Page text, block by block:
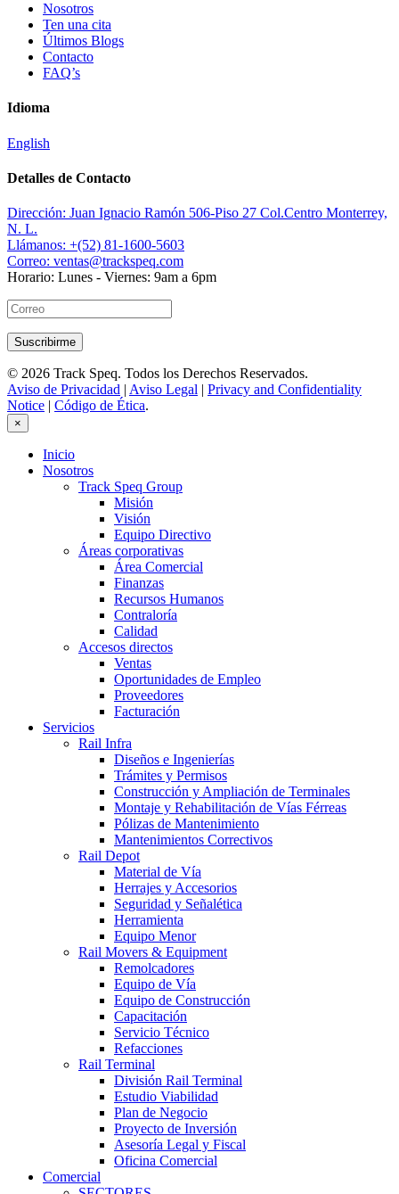
Nosotros
Ten una cita
Últimos Blogs
Contacto
FAQ’s
Idioma
English
Detalles de Contacto
Dirección: Juan Ignacio Ramón 506-Piso 27 Col.Centro Monterrey,
N. L.
Llámanos: +(52) 81-1600-5603
Correo: ventas@trackspeq.com
Horario: Lunes - Viernes: 9am a 6pm
© 2026 Track Speq. Todos los Derechos Reservados.
Aviso de Privacidad | Aviso Legal | Privacy and Confidentiality
Notice | Código de Ética.
×
Inicio
Nosotros
Track Speq Group
Misión
Visión
Equipo Directivo
Áreas corporativas
Área Comercial
Finanzas
Recursos Humanos
Contraloría
Calidad
Accesos directos
Ventas
Oportunidades de Empleo
Proveedores
Facturación
Servicios
Rail Infra
Diseños e Ingenierías
Trámites y Permisos
Construcción y Ampliación de Terminales
Montaje y Rehabilitación de Vías Férreas
Pólizas de Mantenimiento
Mantenimientos Correctivos
Rail Depot
Material de Vía
Herrajes y Accesorios
Seguridad y Señalética
Herramienta
Equipo Menor
Rail Movers & Equipment
Remolcadores
Equipo de Vía
Equipo de Construcción
Capacitación
Servicio Técnico
Refacciones
Rail Terminal
División Rail Terminal
Estudio Viabilidad
Plan de Negocio
Proyecto de Inversión
Asesoría Legal y Fiscal
Oficina Comercial
Comercial